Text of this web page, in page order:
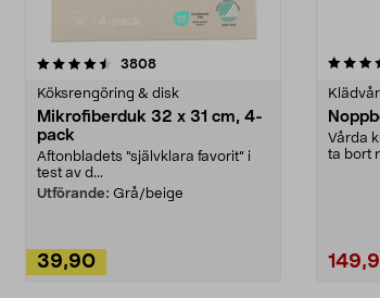
3808recensioner
Köksrengöring & disk
Mikrofiberduk 32 x 31 cm, 4-
pack
Aftonbladets "självklara favorit” i
test av d...
Utförande: Grå/beige
39,90
4.0av 5 stjärnor
Vårda
ta bort